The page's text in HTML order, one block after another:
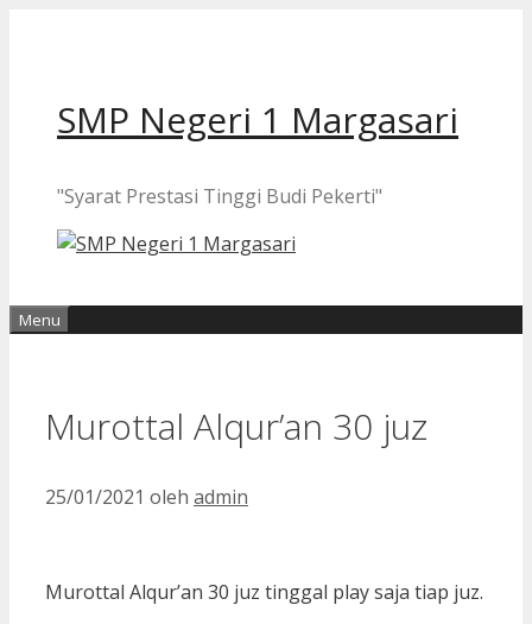
SMP Negeri 1 Margasari
"Syarat Prestasi Tinggi Budi Pekerti"
Menu
Murottal Alqur’an 30 juz
25/01/2021 oleh admin
Murottal Alqur’an 30 juz tinggal play saja tiap juz.